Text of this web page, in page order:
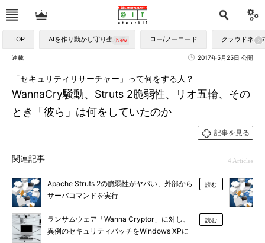
TOP AIを作り動かし守り生かす ロー/ノーコード クラウドネイ
連載 2017年5月25日 公開
WannaCry騒動、Struts 2脆弱性、リオ五輪、その
とき「彼ら」は何をしていたのか
「セキュリティリサーチャー」って何をする人？
記事を見る
関連記事 4 Articles
Apache Struts 2の脆弱性がヤバい、外部から
サーバコマンドを実行
読む
ランサムウェア「Wanna Cryptor」に対し、
異例のセキュリティパッチをWindows XPに
読む